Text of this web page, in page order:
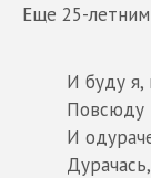
Еще 25-
И буду я,
Повсюду
И